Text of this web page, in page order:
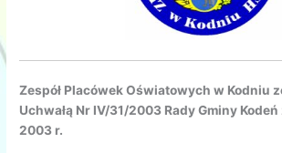
Zespół Placówek Oświatowych w Kodniu
Uchwałą Nr IV/31/2003 Rady Gminy
2003 r.